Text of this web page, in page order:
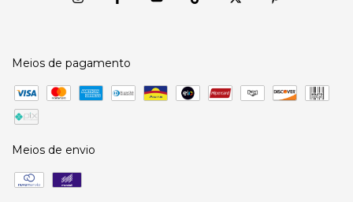
Meios de pagamento
Meios de envio